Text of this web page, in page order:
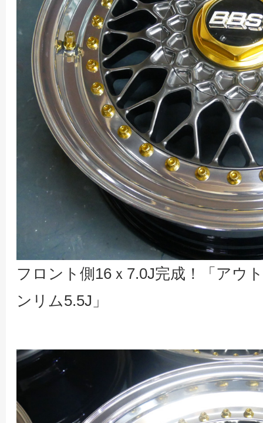
フロント側16ｘ7.0J完成！「アウ
ンリム5.5J」